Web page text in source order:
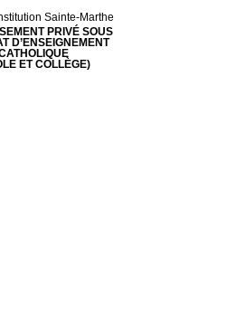
PRIVÉ SOUS
D’ENSEIGNEMENT
ET COLLÈGE)